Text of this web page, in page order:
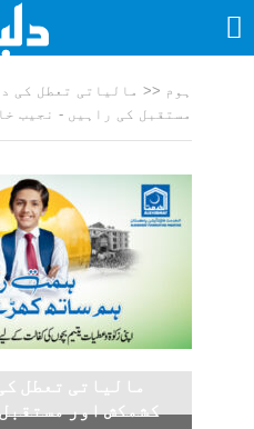
ہوم << مالیاتی تعطل کی
مستقبل کی راہیں - نجیب
مالیاتی تعطل
کشمکش اور